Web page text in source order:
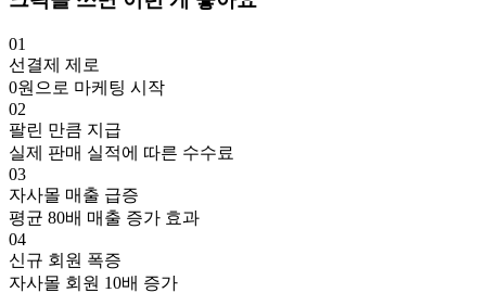
01
선결제 제로
0원으로 마케팅 시작
02
팔린 만큼 지급
실제 판매 실적에 따른 수수료
03
자사몰 매출 급증
평균 80배 매출 증가 효과
04
신규 회원 폭증
자사몰 회원 10배 증가